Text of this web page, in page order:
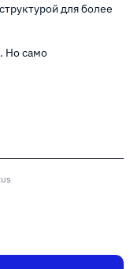
для более
Но само